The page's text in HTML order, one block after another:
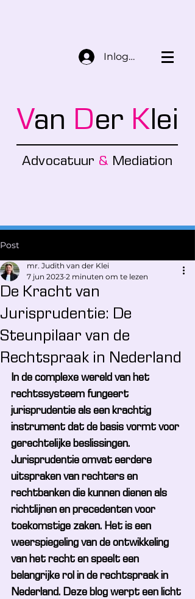
Inloggen
Van Der Klei
Advocatuur & Mediation
Post
De Kracht van
Jurisprudentie: De
Steunpilaar van de
Rechtspraak in Nederland
mr. Judith van der Klei
7 jun 2023 2 minuten om te lezen
In de complexe wereld van het
rechtssysteem fungeert
jurisprudentie als een krachtig
instrument dat de basis vormt voor
gerechtelijke beslissingen.
Jurisprudentie omvat eerdere
uitspraken van rechters en
rechtbanken die kunnen dienen als
richtlijnen en precedenten voor
toekomstige zaken. Het is een
weerspiegeling van de ontwikkeling
van het recht en speelt een
belangrijke rol in de rechtspraak in
Nederland. Deze blog werpt een licht